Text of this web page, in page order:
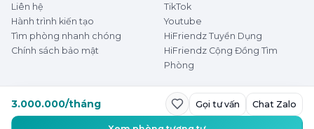
3.000.000/tháng Gọi tư vấn Chat Zalo
Liên hệ
Hành trình kiến tạo
Tìm phòng nhanh chóng
Chính sách bảo mật
TikTok
Youtube
HiFriendz Tuyển Dụng
HiFriendz Cộng Đồng Tìm
Phòng
© 2026 HiFriendz
Thuê phòng dễ dàng